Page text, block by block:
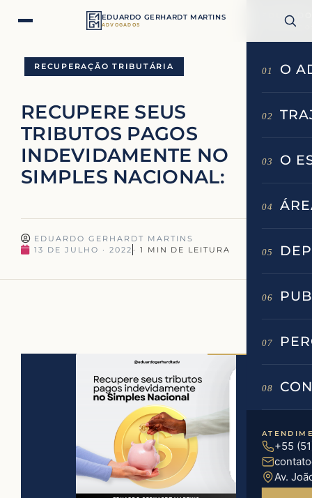
EDUARDO GERHARDT MARTINS
ADVOGADOS
01 O
02
03 O
04
05
06
07
08
+55
Av.
RECUPERAÇÃO TRIBUTÁRIA
RECUPERE SEUS
TRIBUTOS PAGOS
INDEVIDAMENTE NO
SIMPLES NACIONAL:
EDUARDO GERHARDT MARTINS
13 DE JULHO · 2022